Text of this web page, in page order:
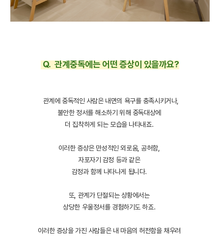
Q. 관계중독에는 어떤 증상이 있을까요?
관계에 중독적인 사람은 내면의 욕구를 충족시키거나,
불안한 정서를 해소하기 위해 중독대상에
더 집착하게 되는 모습을 나타내죠.
이러한 증상은 만성적인 외로움, 공허함,
자포자기 감정 등과 같은
감정과 함께 나타나게 됩니다.
또, 관계가 단절되는 상황에서는
상당한 우울정서를 경험하기도 하죠.
이러한 증상을 가진 사람들은 내 마음의 허전함을 채우려